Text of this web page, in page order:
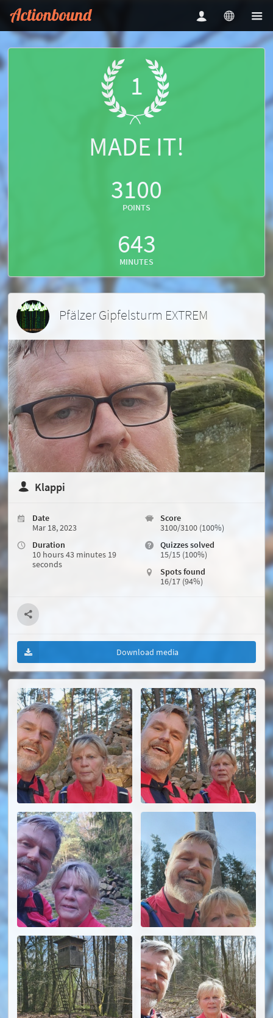
Pfälzer Gipfelsturm EXTREM
Klappi
Date
Mar 18, 2023
Duration
10 hours 43 minutes 19
seconds
Score
3100/3100 (100%)
Quizzes solved
15/15 (100%)
Spots found
16/17 (94%)
Download media
1
MADE IT!
3100
POINTS
643
MINUTES